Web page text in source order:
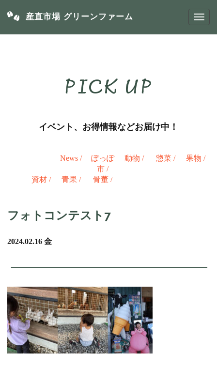
産直市場 グリーンファーム
PICK UP
イベント、お得情報などお届け中！
News /
ぽっぽ
市 /
動物 / 惣菜 / 果物 /
資材 / 青果 / 骨董 /
フォトコンテスト7
2024.02.16 金